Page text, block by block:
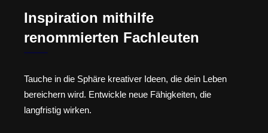
Inspiration mithilfe
renommierten Fachleuten
Tauche in die Sphäre kreativer Ideen, die dein Leben
bereichern wird. Entwickle neue Fähigkeiten, die
langfristig wirken.